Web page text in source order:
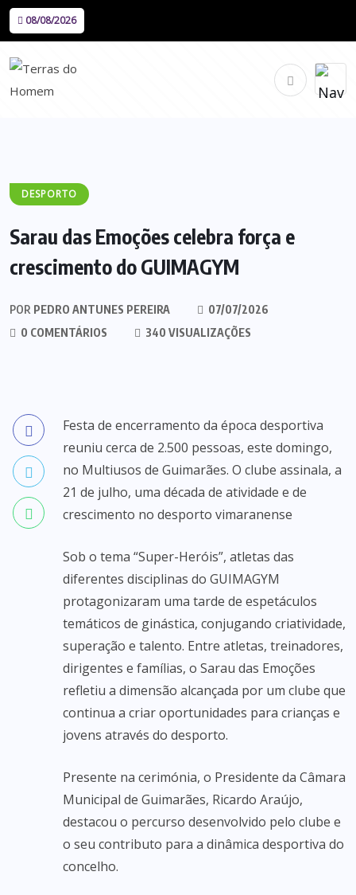
08/08/2026
DESPORTO
Sarau das Emoções celebra força e
crescimento do GUIMAGYM
POR PEDRO ANTUNES PEREIRA
07/07/2026
0 COMENTÁRIOS
340 VISUALIZAÇÕES
Festa de encerramento da época desportiva
reuniu cerca de 2.500 pessoas, este domingo,
no Multiusos de Guimarães. O clube assinala, a
21 de julho, uma década de atividade e de
crescimento no desporto vimaranense
Sob o tema “Super-Heróis”, atletas das
diferentes disciplinas do GUIMAGYM
protagonizaram uma tarde de espetáculos
temáticos de ginástica, conjugando criatividade,
superação e talento. Entre atletas, treinadores,
dirigentes e famílias, o Sarau das Emoções
refletiu a dimensão alcançada por um clube que
continua a criar oportunidades para crianças e
jovens através do desporto.
Presente na cerimónia, o Presidente da Câmara
Municipal de Guimarães, Ricardo Araújo,
destacou o percurso desenvolvido pelo clube e
o seu contributo para a dinâmica desportiva do
concelho.